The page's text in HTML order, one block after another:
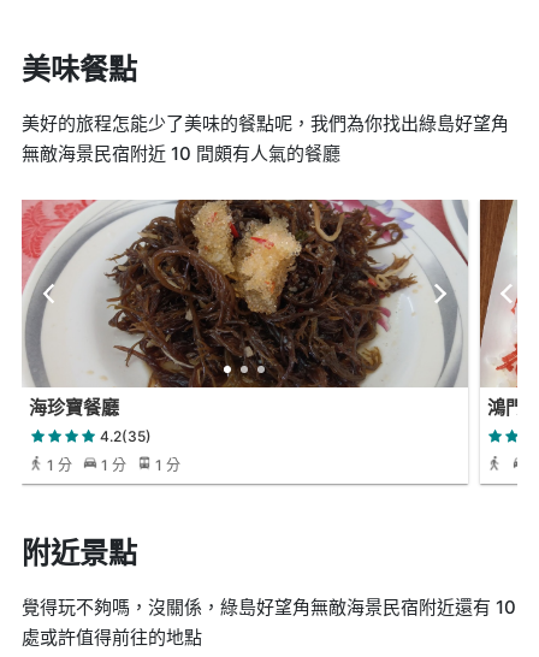
美味餐點
美好的旅程怎能少了美味的餐點呢，我們為你找出綠島好望角
無敵海景民宿附近 10 間頗有人氣的餐廳
海珍寶餐廳
4.2(35)
1 分
1 分 1 分
鴻門
附近景點
覺得玩不夠嗎，沒關係，綠島好望角無敵海景民宿附近還有 10
處或許值得前往的地點